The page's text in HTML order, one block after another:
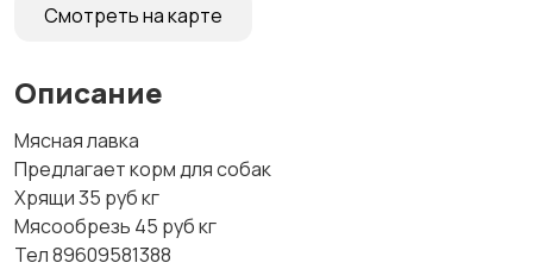
Смотреть на карте
Описание
Мясная лавка
Предлагает корм для собак
Хрящи 35 руб кг
Мясообрезь 45 руб кг
Тел 89609581388